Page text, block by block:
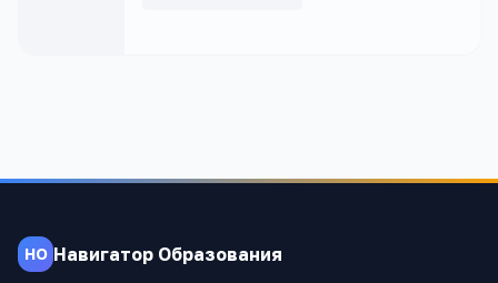
НО Навигатор Образования